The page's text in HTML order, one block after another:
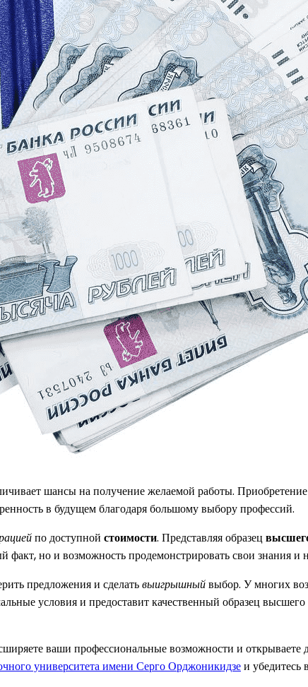
шансы на получение желаемой работы.
в будущем благодаря большому выбору профессий.
по доступной стоимости. Представляя образец
но и возможность продемонстрировать свои знания и
предложения и сделатьвыигрышныйвыбор. У многих
условия и предоставит качественный образец
ваши профессиональные возможности и
университета имени Серго Орджоникидзеи